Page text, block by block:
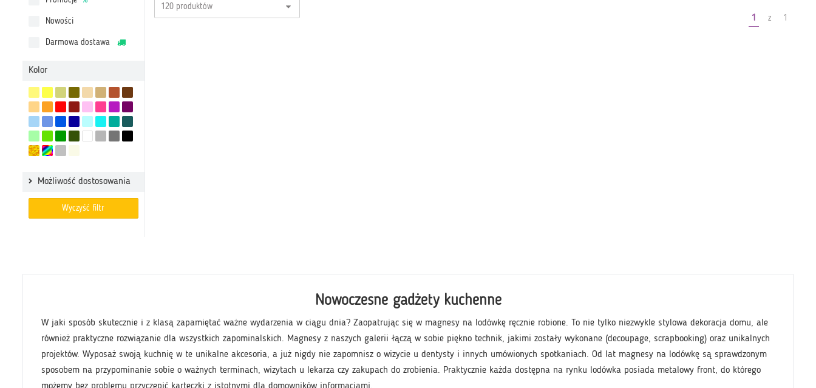
1 z 1
Nowości
Darmowa dostawa
Kolor
Możliwość dostosowania
Wyczyść filtr
Nowoczesne gadżety kuchenne
W jaki sposób skutecznie i z klasą zapamiętać ważne wydarzenia w ciągu dnia? Zaopatrując się w magnesy na lodówkę ręcznie robione. To nie tylko niezwykle stylowa dekoracja domu, ale
również praktyczne rozwiązanie dla wszystkich zapominalskich. Magnesy z naszych galerii łączą w sobie piękno technik, jakimi zostały wykonane (decoupage, scrapbooking) oraz unikalnych
projektów. Wyposaż swoją kuchnię w te unikalne akcesoria, a już nigdy nie zapomnisz o wizycie u dentysty i innych umówionych spotkaniach. Od lat magnesy na lodówkę są sprawdzonym
sposobem na przypominanie sobie o ważnych terminach, wizytach u lekarza czy zakupach do zrobienia. Praktycznie każda dostępna na rynku lodówka posiada metalowy front, do którego